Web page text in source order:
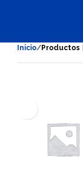
Inicio Productos